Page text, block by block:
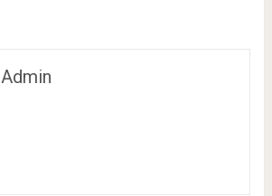
Admin